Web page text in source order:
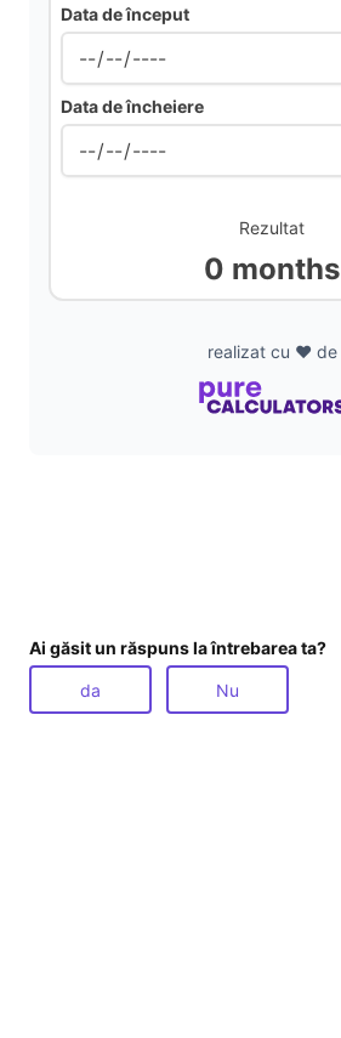
i
d
e
o
Data de început
Data de încheiere
Rezultat
0 months
realizat cu ❤️ de
Ai găsit un răspuns la întrebarea ta?
da Nu